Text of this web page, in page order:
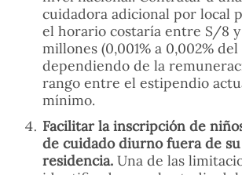
cuidadora adicional por local
el horario costaría entre S/8
millones (0,001% a 0,002% del
dependiendo de la
rango entre el estipendio
mínimo.
Facilitar la inscripción de
de cuidado diurno fuera de
residencia.Una de las